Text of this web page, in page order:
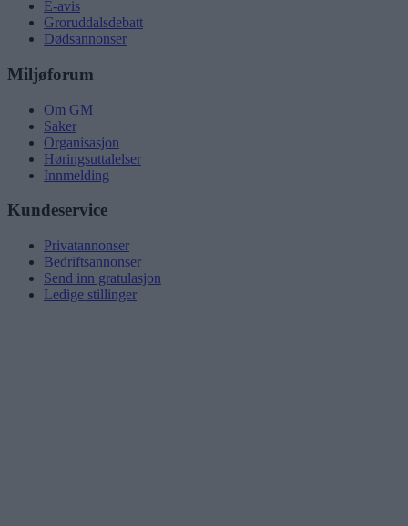
E-avis
Groruddalsdebatt
Dødsannonser
Miljøforum
Om GM
Saker
Organisasjon
Høringsuttalelser
Innmelding
Kundeservice
Privatannonser
Bedriftsannonser
Send inn gratulasjon
Ledige stillinger